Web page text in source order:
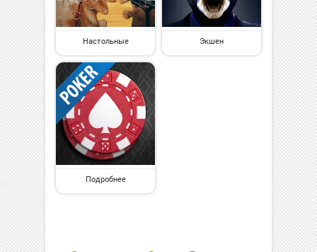
Настольные Экшен
Подробнее